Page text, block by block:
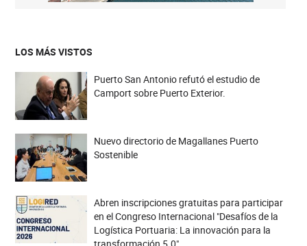
LOS MÁS VISTOS
Puerto San Antonio refutó el estudio de
Camport sobre Puerto Exterior.
Nuevo directorio de Magallanes Puerto
Sostenible
Abren inscripciones gratuitas para participar
en el Congreso Internacional "Desafíos de la
Logística Portuaria: La innovación para la